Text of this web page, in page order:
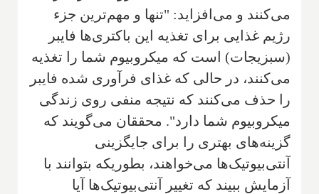
می‌کنند و می‌افزاید: "تنها و مهم‌ترین جزء
رژیم غذایی برای تغذیه این باکتری‌ها فایبر
(سبزیجات) است که میکروبیوم شما را تغذیه
می‌کنند، در حالی که غذای فرآوری شده فایبر
را حذف می‌کنند که نتیجه منفی روی زندگی
میکروبیوم شما دارد". محققان می‌گویند که
گزینه‌های بهتری را برای جایگزینی
آنتی‌بیوتیک‌ها می‌خواهند، بطوریکه بتوانند با
آزمایش ببیند که تغییر آنتی‌بیوتیک‌ها آیا